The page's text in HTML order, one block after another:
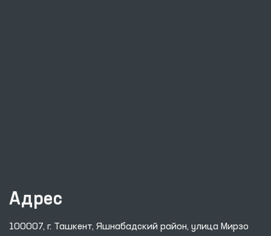
Адрес
100007, г. Ташкент, Яшнабадский район, улица Мирзо